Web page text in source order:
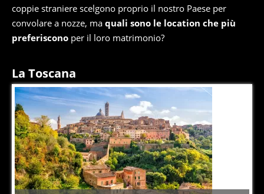
coppie straniere scelgono proprio il nostro Paese per
convolare a nozze, ma quali sono le location che più
preferiscono per il loro matrimonio?
La Toscana